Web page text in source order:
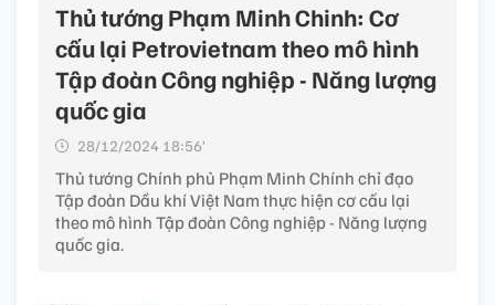
Thủ tướng Phạm Minh Chinh: Cơ
cấu lại Petrovietnam theo mô hình
Tập đoàn Công nghiệp - Năng lượng
quốc gia
28/12/2024 18:56’
Thủ tướng Chính phủ Phạm Minh Chính chỉ đạo
Tập đoàn Dầu khí Việt Nam thực hiện cơ cấu lại
theo mô hình Tập đoàn Công nghiệp - Năng lượng
quốc gia.